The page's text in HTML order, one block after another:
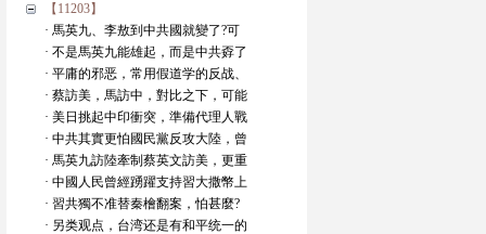
【11203】
· 馬英九、李敖到中共國就變了?可
· 不是馬英九能雄起，而是中共孬了
· 平庸的邪恶，常用假道学的反战、
· 蔡訪美，馬訪中，對比之下，可能
· 美日挑起中印衝突，準備代理人戰
· 中共其實更怕國民黨反攻大陸，曾
· 馬英九訪陸牽制蔡英文訪美，更重
· 中國人民曾經踴躍支持習大撒幣上
· 習共獨不准替秦檜翻案，怕甚麼?
· 另类观点，台湾还是有和平统一的